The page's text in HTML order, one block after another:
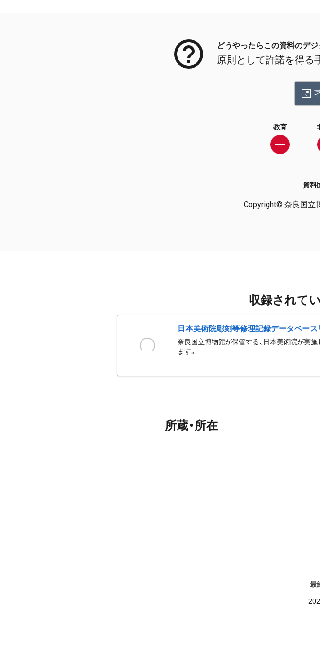
どうやったらこの資料のデ
原則として許諾を得る
教育
資料
Copyright© 奈良国立
収録されて
日本美術院彫刻等修理記録データベース
奈良国立博物館が保管する、日本美術院が実
ます。
所蔵・所在
最